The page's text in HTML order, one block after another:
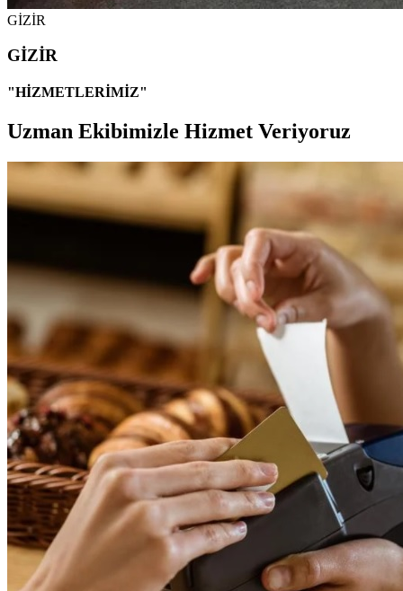
GİZİR
GİZİR
"HİZMETLERİMİZ"
Uzman Ekibimizle Hizmet Veriyoruz